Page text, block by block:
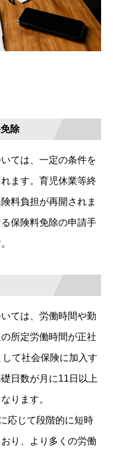
除
ては、一定の条件を
ます。育児休業等終
料負担が再開されま
保険料免除の申請手
ては、労働時間や勤
所定労働時間が正社
て社会保険に加入す
日数が月に11日以上
ります。
応じて段階的に短時
り、より多くの労働